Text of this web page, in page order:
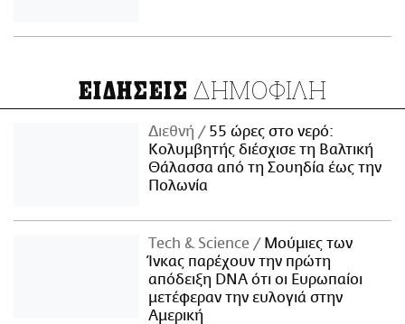
ΕΙΔΗΣΕΙΣ ΔΗΜΟΦΙΛΗ
Διεθνή
55 ώρες στο νερό:
Κολυμβητής διέσχισε τη Βαλτική
Θάλασσα από τη Σουηδία έως την
Πολωνία
Τech & Science
Μούμιες των
Ίνκας παρέχουν την πρώτη
απόδειξη DNA ότι οι Ευρωπαίοι
μετέφεραν την ευλογιά στην
Αμερική